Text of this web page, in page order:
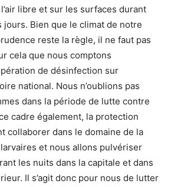
libre et sur les surfaces durant
jours. Bien que le climat de notre
reste la règle, il ne faut pas
cela que nous comptons
de désinfection sur
national. Nous n’oublions pas
dans la période de lutte contre
cadre également, la protection
collaborer dans le domaine de la
et nous allons pulvériser
les nuits dans la capitale et dans
Il s’agit donc pour nous de lutter